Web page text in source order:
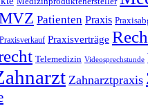
Patienten Praxis
Praxisverkauf Praxisverträge
Telemedizin Videosprechstunde
Zahnarztpraxis